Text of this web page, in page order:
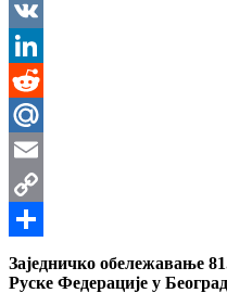
Messenger
VK
LinkedIn
Reddit
Mail.Ru
Email
Copy
Link
Share
Заједничко обележавање
Руске Федерације у